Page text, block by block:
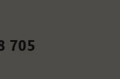
705